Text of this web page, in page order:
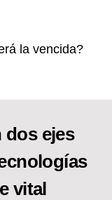
la vencida?
dos ejes
vital